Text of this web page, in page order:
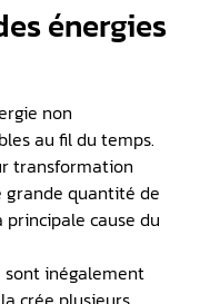
énergies
non
au fil du temps.
transformation
grande quantité de
principale cause du
sont inégalement